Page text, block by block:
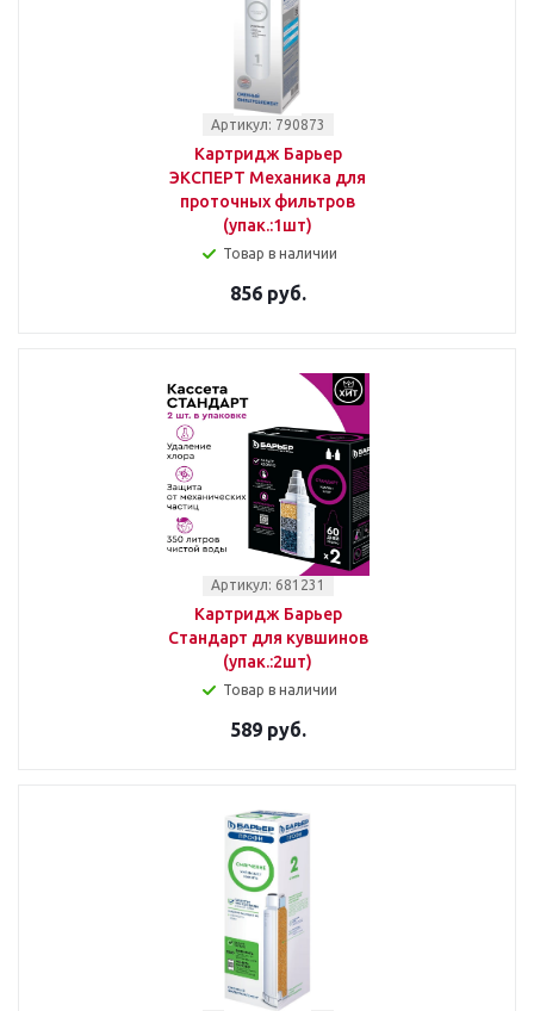
Артикул: 790873
Картридж Барьер
ЭКСПЕРТ Механика для
проточных фильтров
(упак.:1шт)
Товар в наличии
856 руб.
Артикул: 681231
Картридж Барьер
Стандарт для кувшинов
(упак.:2шт)
Товар в наличии
589 руб.